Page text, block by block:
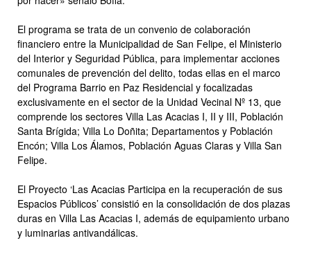
El programa se trata de un convenio de colaboración
financiero entre la Municipalidad de San Felipe, el Ministerio
del Interior y Seguridad Pública, para implementar acciones
comunales de prevención del delito, todas ellas en el marco
del Programa Barrio en Paz Residencial y focalizadas
exclusivamente en el sector de la Unidad Vecinal Nº 13, que
comprende los sectores Villa Las Acacias I, II y III, Población
Santa Brígida; Villa Lo Doñita; Departamentos y Población
Encón; Villa Los Álamos, Población Aguas Claras y Villa San
Felipe.
El Proyecto ‘Las Acacias Participa en la recuperación de sus
Espacios Públicos’ consistió en la consolidación de dos plazas
duras en Villa Las Acacias I, además de equipamiento urbano
y luminarias antivandálicas.